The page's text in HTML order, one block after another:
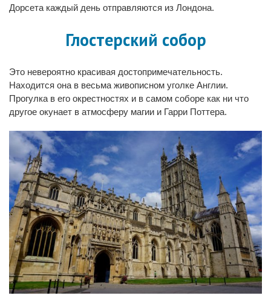
Дорсета каждый день отправляются из Лондона.
Глостерский собор
Это невероятно красивая достопримечательность.
Находится она в весьма живописном уголке Англии.
Прогулка в его окрестностях и в самом соборе как ни что
другое окунает в атмосферу магии и Гарри Поттера.